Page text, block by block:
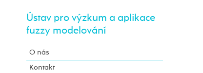
Ústav pro výzkum a aplikace
fuzzy modelování
O nás
Kontakt